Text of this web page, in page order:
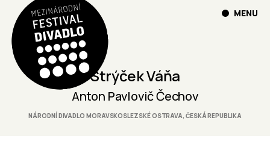
MENU
Strýček Váňa
Anton Pavlovič Čechov
NÁRODNÍ DIVADLO MORAVSKOSLEZSKÉ OSTRAVA, ČESKÁ REPUBLIKA